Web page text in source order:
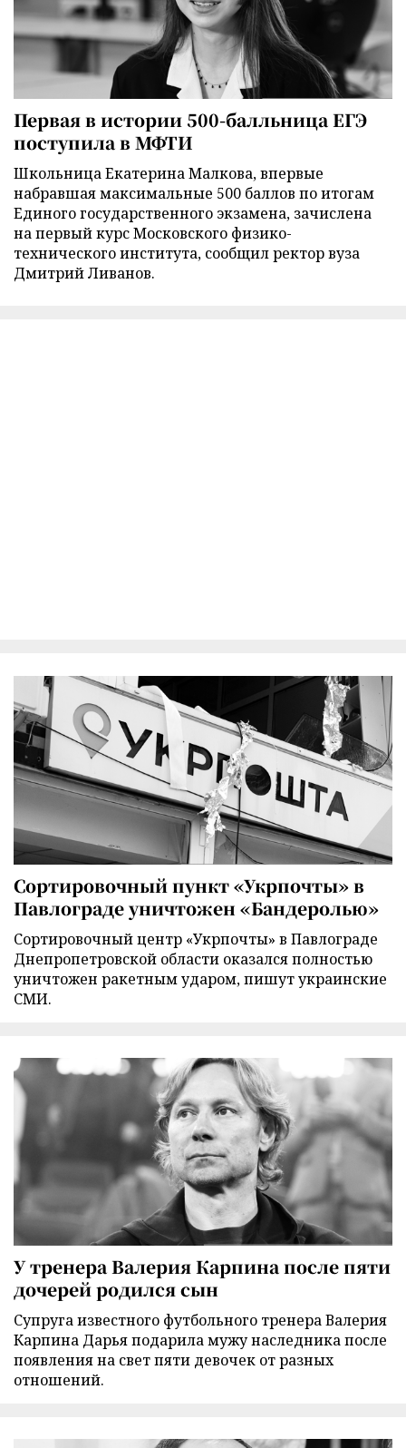
Первая в истории 500-балльница ЕГЭ
поступила в МФТИ
Школьница Екатерина Малкова, впервые
набравшая максимальные 500 баллов по итогам
Единого государственного экзамена, зачислена
на первый курс Московского физико-
технического института, сообщил ректор вуза
Дмитрий Ливанов.
Сортировочный пункт «Укрпочты» в
Павлограде уничтожен «Бандеролью»
Сортировочный центр «Укрпочты» в Павлограде
Днепропетровской области оказался полностью
уничтожен ракетным ударом, пишут украинские
СМИ.
У тренера Валерия Карпина после пяти
дочерей родился сын
Супруга известного футбольного тренера Валерия
Карпина Дарья подарила мужу наследника после
появления на свет пяти девочек от разных
отношений.